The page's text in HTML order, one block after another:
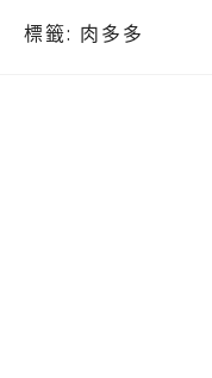
標籤: 肉多多